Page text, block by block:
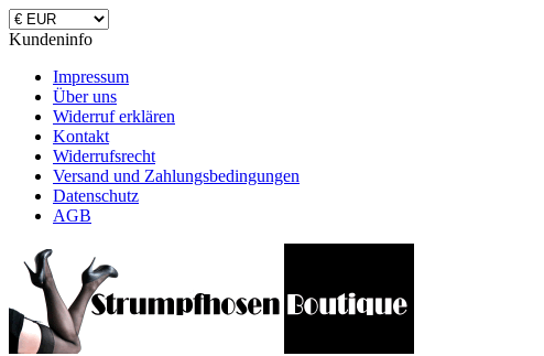
Kundeninfo
Impressum
Über uns
Widerruf erklären
Kontakt
Widerrufsrecht
Versand und Zahlungsbedingungen
Datenschutz
AGB